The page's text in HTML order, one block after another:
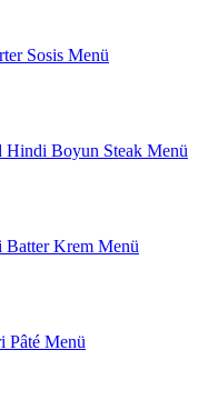
Sosis Menü
Hindi Boyun Steak Menü
Batter Krem Menü
Pâté Menü